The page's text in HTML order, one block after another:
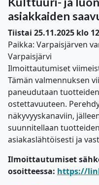
asiakkaiden
Tiistai 25.11.2025 klo
Paikka: Varpaisjärven
Varpaisjärvi
Ilmoittautumiset
Tämän valmennuksen
paneudutaan
ostettavuuteen.
näkyvyyskanaviin,
suunnitellaan
asiakaslähtöisesti ja
Ilmoittautumiset
osoitteessa: https://